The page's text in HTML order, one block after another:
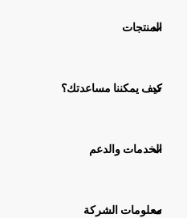
المنتجات
كيف يمكننا مساعدتك؟
الخدمات والدعم
معلومات الشركة